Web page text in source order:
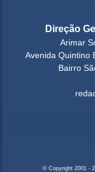
Direção
Arimar
Avenida Quintino
Bairro
© Copyright 2001 -